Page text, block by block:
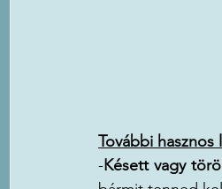
További hasznos
-Késett vagy